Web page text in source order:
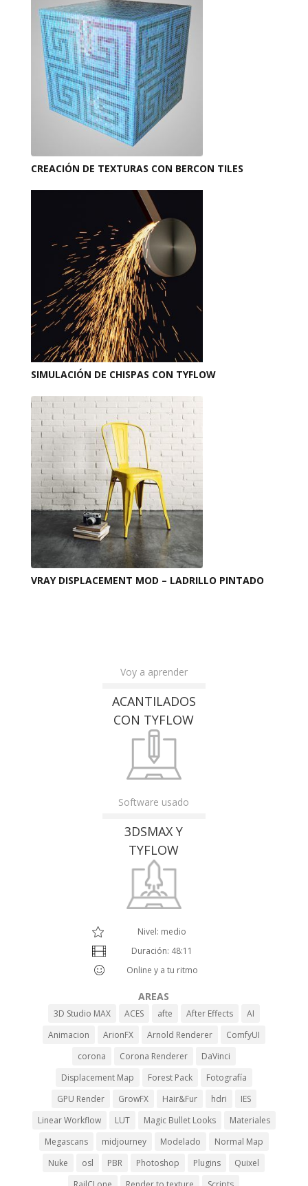
CREACIÓN DE TEXTURAS CON BERCON TILES
SIMULACIÓN DE CHISPAS CON TYFLOW
VRAY DISPLACEMENT MOD – LADRILLO PINTADO
Voy a aprender
ACANTILADOS
CON TYFLOW
Software usado
3DSMAX Y
TYFLOW
Nivel: medio
Duración: 48:11
Online y a tu ritmo
AREAS
3D Studio MAX ACES afte After Effects
AI
Animacion
ArionFX Arnold Renderer
ComfyUI
corona
Corona Renderer
DaVinci
Displacement Map
Forest Pack
Fotografía
GPU Render
GrowFX Hair&Fur hdri
IES
Linear Workflow
LUT Magic Bullet Looks
Materiales
Megascans
midjourney Modelado
Normal Map
Nuke
osl PBR Photoshop Plugins
Quixel